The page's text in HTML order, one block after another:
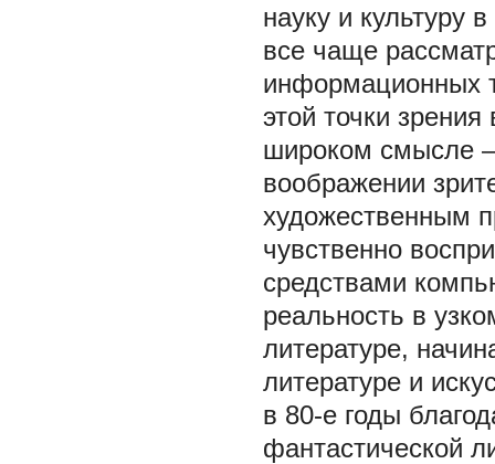
науку и культуру
все чаще
информационных
этой точки
широком смысле
воображении
художественным
чувственно
средствами
реальность в
литературе,
литературе и
в 80-е годы
фантастической